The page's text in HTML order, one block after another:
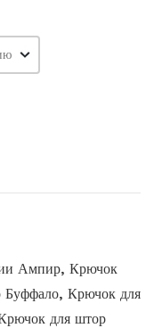
Ампир, Крючок
Буффало, Крючок для
для штор